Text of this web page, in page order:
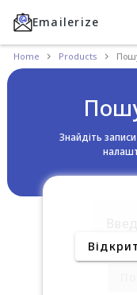
Emailerize
Home Products
Знайдіть